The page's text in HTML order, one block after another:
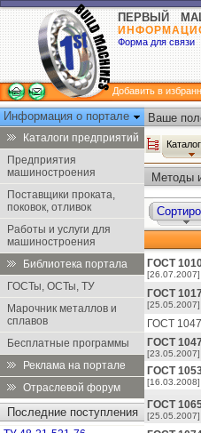
ПЕРВЫЙ
Форма для связи
Добавить в
Информация о портале
Каталоги предприятий
Предприятия
машиностроения
Поставщики проката,
поковок, отливок
Работы и услуги для
машиностроения
Библиотека портала
ГОСТы, ОСТы, ТУ
Марочник металлов и
сплавов
Бесплатные программы
Реклама на портале
Отраслевой форум
Последние поступления
Ваше
Методы
ГОСТ
[26.07.2007]
ГОСТ
[25.05.2007]
ГОСТ
ГОСТ
[23.05.2007]
ГОСТ
[16.03.2008]
ГОСТ
[25.05.2007]